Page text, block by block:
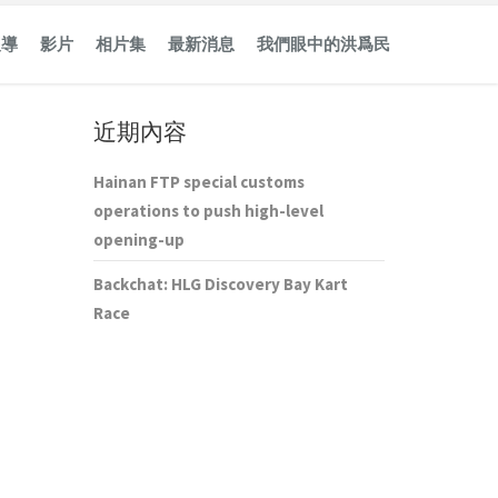
影片 相片集 最新消息 我們眼中的洪爲民
近期內容
Hainan FTP special customs
operations to push high-level
opening-up
Backchat: HLG Discovery Bay Kart
Race